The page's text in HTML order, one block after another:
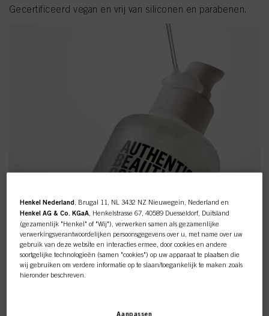
Gecertificeerd vegan en vrij van siliconen en parabenen.
Henkel Nederland , Brugal 11, NL 3432 NZ Nieuwegein, Nederland en
Henkel AG & Co. KGaA , Henkelstrasse 67, 40589 Duesseldorf, Duitsland
(gezamenlijk "Henkel" of "Wij"), verwerken samen als gezamenlijke
verwerkingsverantwoordelijken persoonsgegevens over u, met name over uw
gebruik van deze website en interacties ermee, door cookies en andere
soortgelijke technologieën (samen "cookies") op uw apparaat te plaatsen die
wij gebruiken om verdere informatie op te slaan/toegankelijk te maken zoals
hieronder beschreven.
Aanpassen